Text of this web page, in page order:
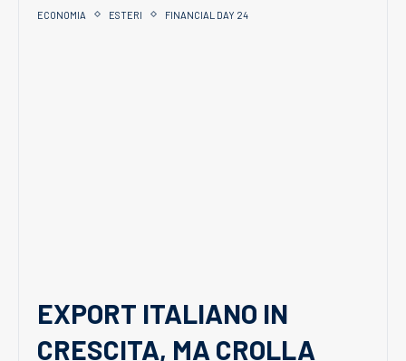
ECONOMIA ESTERI FINANCIAL DAY 24
EXPORT ITALIANO IN
CRESCITA, MA CROLLA